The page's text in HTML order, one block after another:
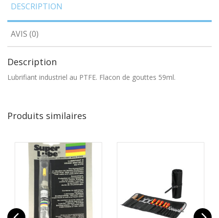
DESCRIPTION
AVIS (0)
Description
Lubrifiant industriel au PTFE. Flacon de gouttes 59ml.
Produits similaires